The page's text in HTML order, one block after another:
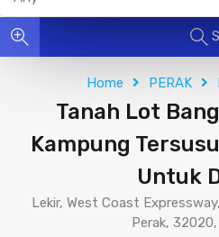
Home PERAK
Tanah Lot
Kampung
Untuk
Lekir, West Coast
Perak,